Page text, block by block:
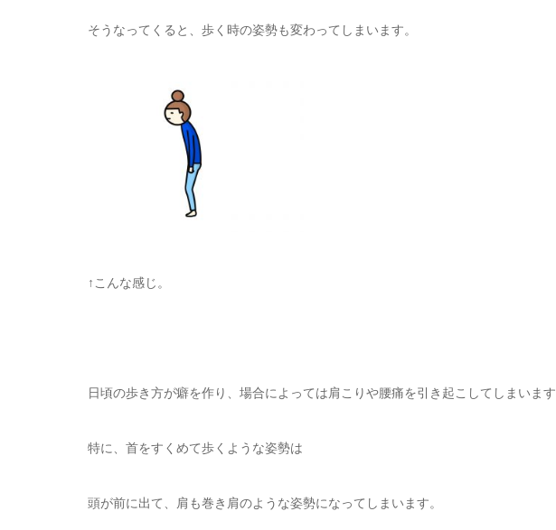
そうなってくると、歩く時の姿勢も変わってしまいます。
↑こんな感じ。
日頃の歩き方が癖を作り、場合によっては肩こりや腰痛を引き起こしてしまいます
特に、首をすくめて歩くような姿勢は
頭が前に出て、肩も巻き肩のような姿勢になってしまいます。